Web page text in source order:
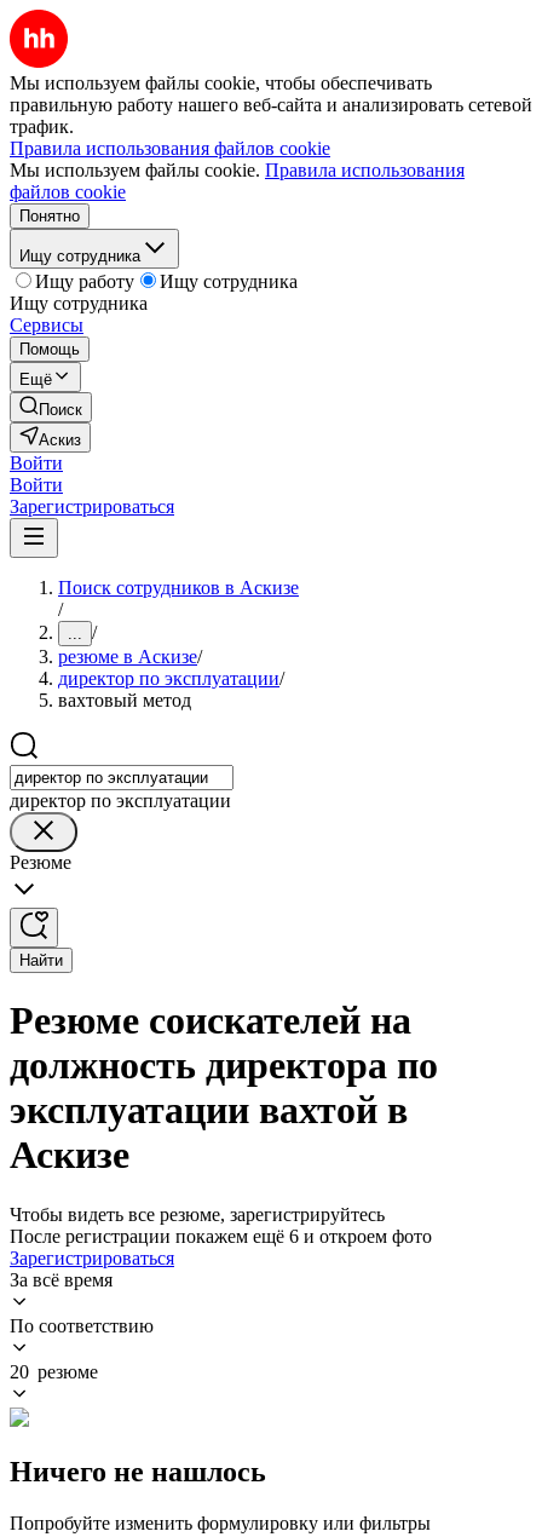
Мы используем файлы cookie, чтобы обеспечивать
правильную работу нашего веб-сайта и анализировать сетевой
трафик.
Правила использования файлов cookie
Мы используем файлы cookie. Правила использования
файлов cookie
Понятно
Ищу сотрудника
Ищу работу
Ищу сотрудника
Ищу сотрудника
Сервисы
Помощь
Ещё
Поиск
Аскиз
Войти
Войти
Зарегистрироваться
Поиск сотрудников в Аскизе
/
... /
резюме в Аскизе/
директор по эксплуатации/
вахтовый метод
директор по эксплуатации
Резюме
Найти
Резюме соискателей на
должность директора по
эксплуатации вахтой в
Аскизе
Чтобы видеть все резюме, зарегистрируйтесь
После регистрации покажем ещё 6 и откроем фото
Зарегистрироваться
За всё время
По соответствию
20 резюме
Ничего не нашлось
Попробуйте изменить формулировку или фильтры